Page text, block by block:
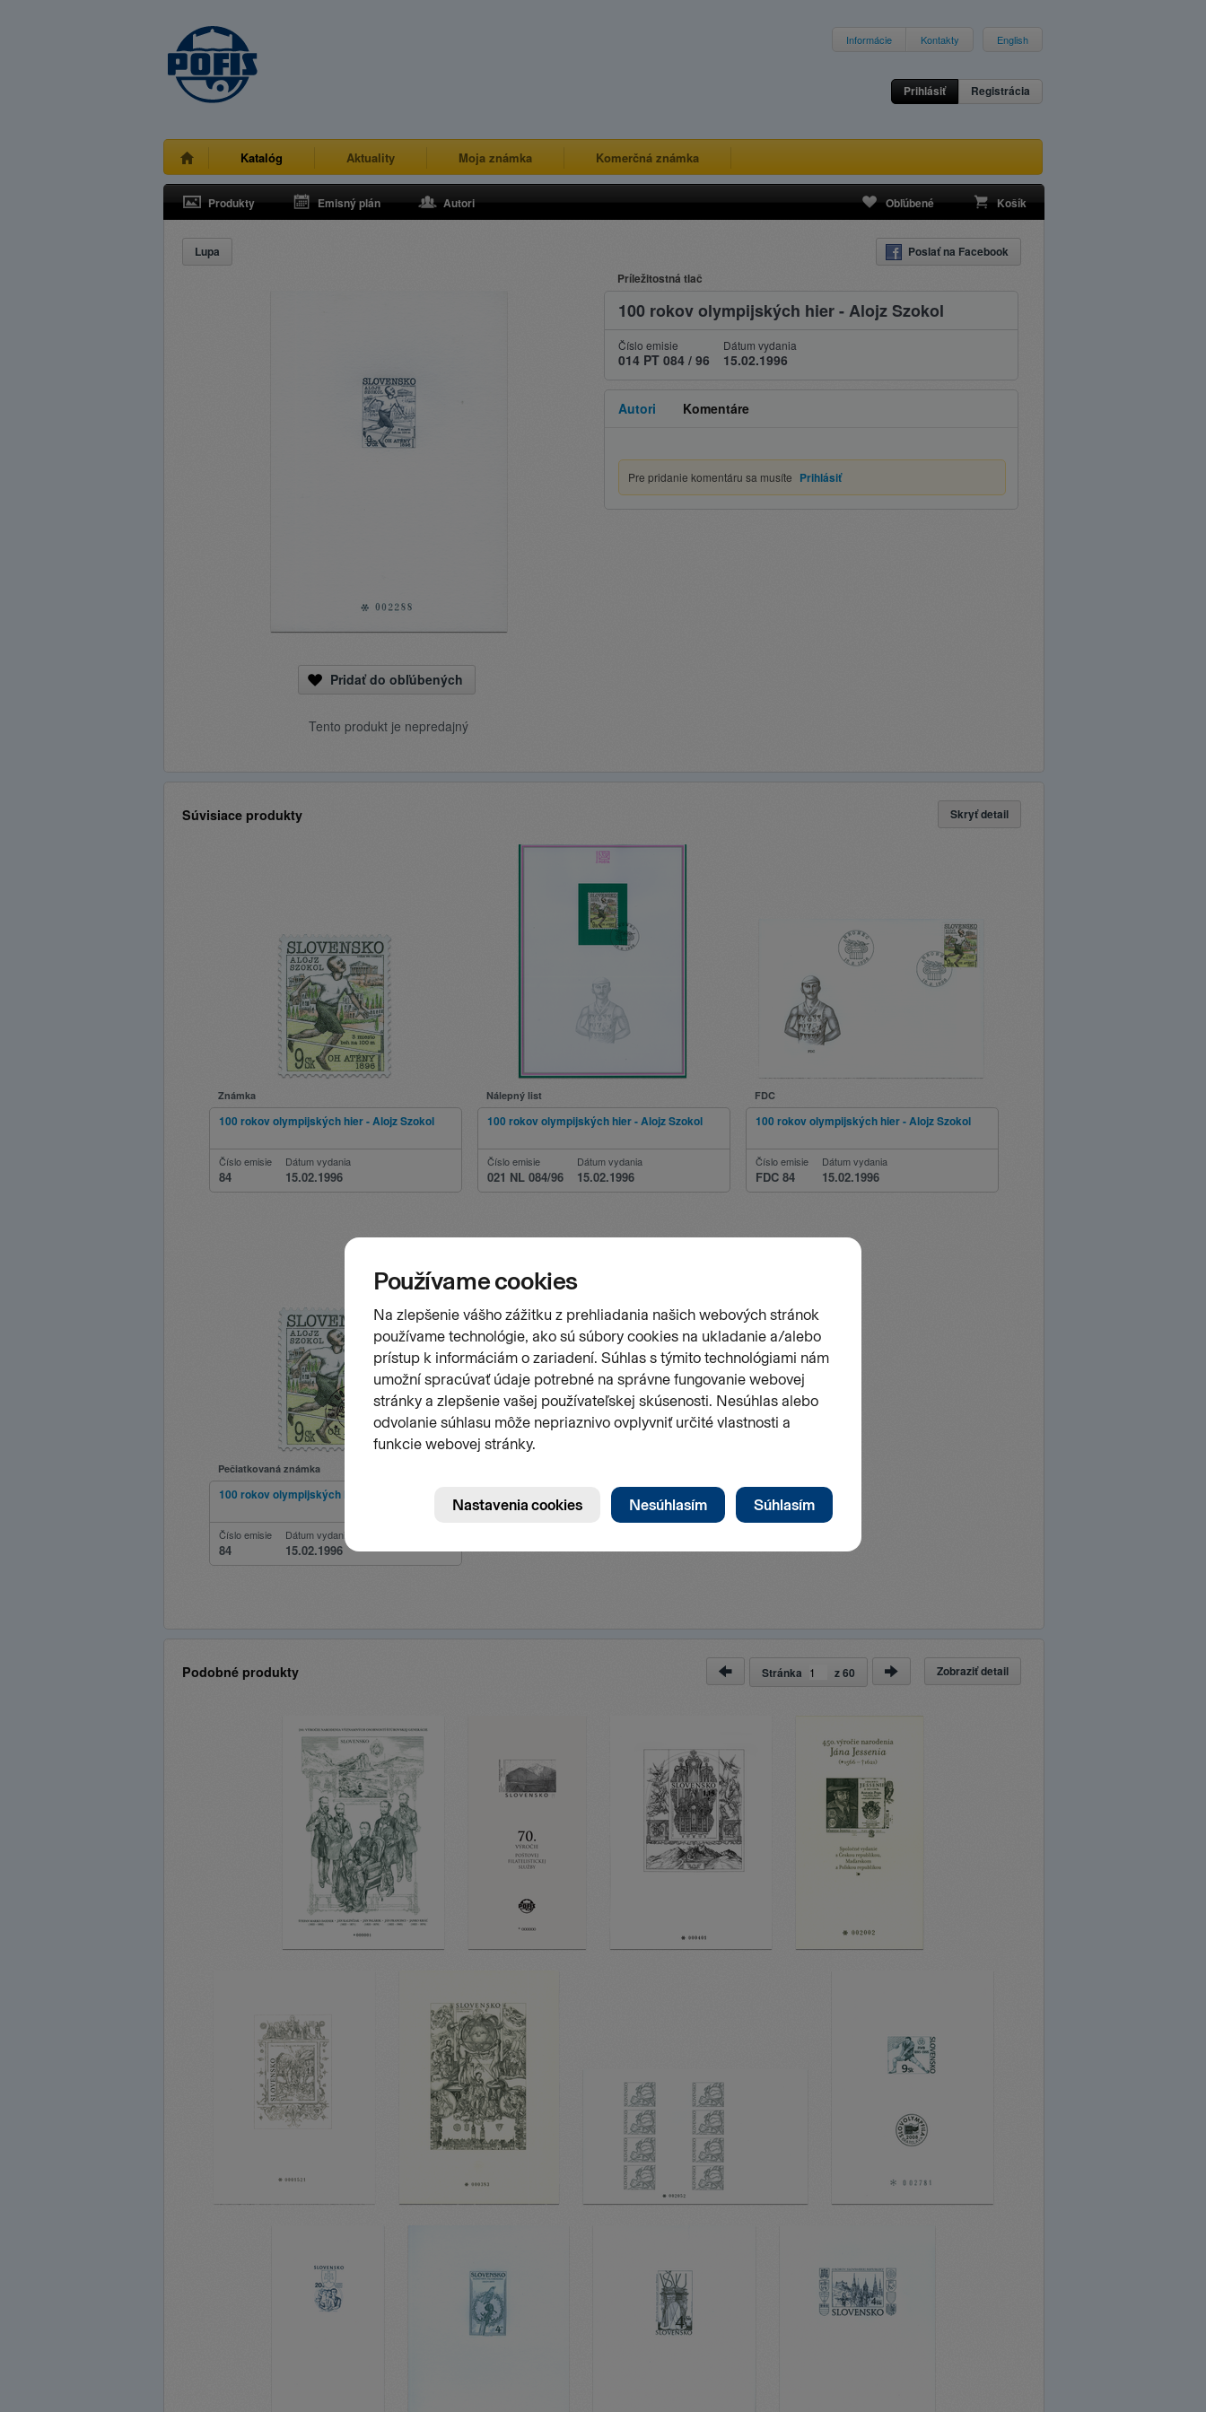
Informácie Kontakty English
Prihlásiť Registrácia
Katalóg Aktuality Moja známka Komerčná známka
Produkty Emisný plán Autori Obľúbené Košík
Lupa Poslať na Facebook
Pridať do obľúbených
Tento produkt je nepredajný
Príležitostná tlač
100 rokov olympijských hier - Alojz Szokol
Číslo emisie
014 PT 084 / 96
Dátum vydania
15.02.1996
Autori Komentáre
Pre pridanie komentáru sa musíte Prihlásiť
Súvisiace produkty Skryť detail
Známka
100 rokov olympijských hier - Alojz Szokol
Číslo emisie
84
Dátum vydania
15.02.1996
Nálepný list
100 rokov olympijských hier - Alojz Szokol
Číslo emisie
021 NL 084/96
Dátum vydania
15.02.1996
FDC
100 rokov olympijských hier - Alojz Szokol
Číslo emisie
FDC 84
Dátum vydania
15.02.1996
Pečiatkovaná známka
100 rokov olympijských hier - Alojz Szokol
Číslo emisie
84
Dátum vydania
15.02.1996
Podobné produkty Zobraziť detail
Stránka z60